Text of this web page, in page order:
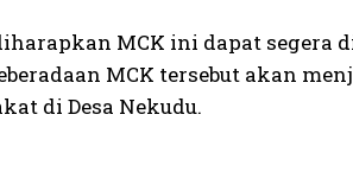
MCK ini dapat segera
MCK tersebut akan
di Desa Nekudu.